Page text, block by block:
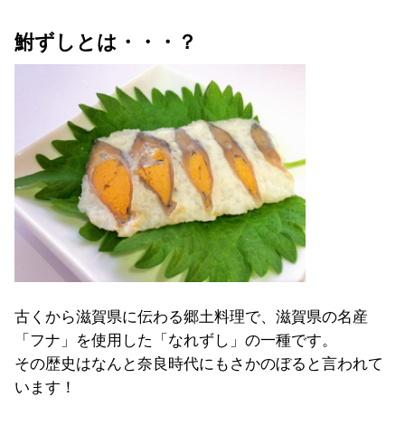
鮒ずしとは・・・？
古くから滋賀県に伝わる郷土料理で、滋賀県の名産
「フナ」を使用した「なれずし」の一種です。
その歴史はなんと奈良時代にもさかのぼると言われて
います！